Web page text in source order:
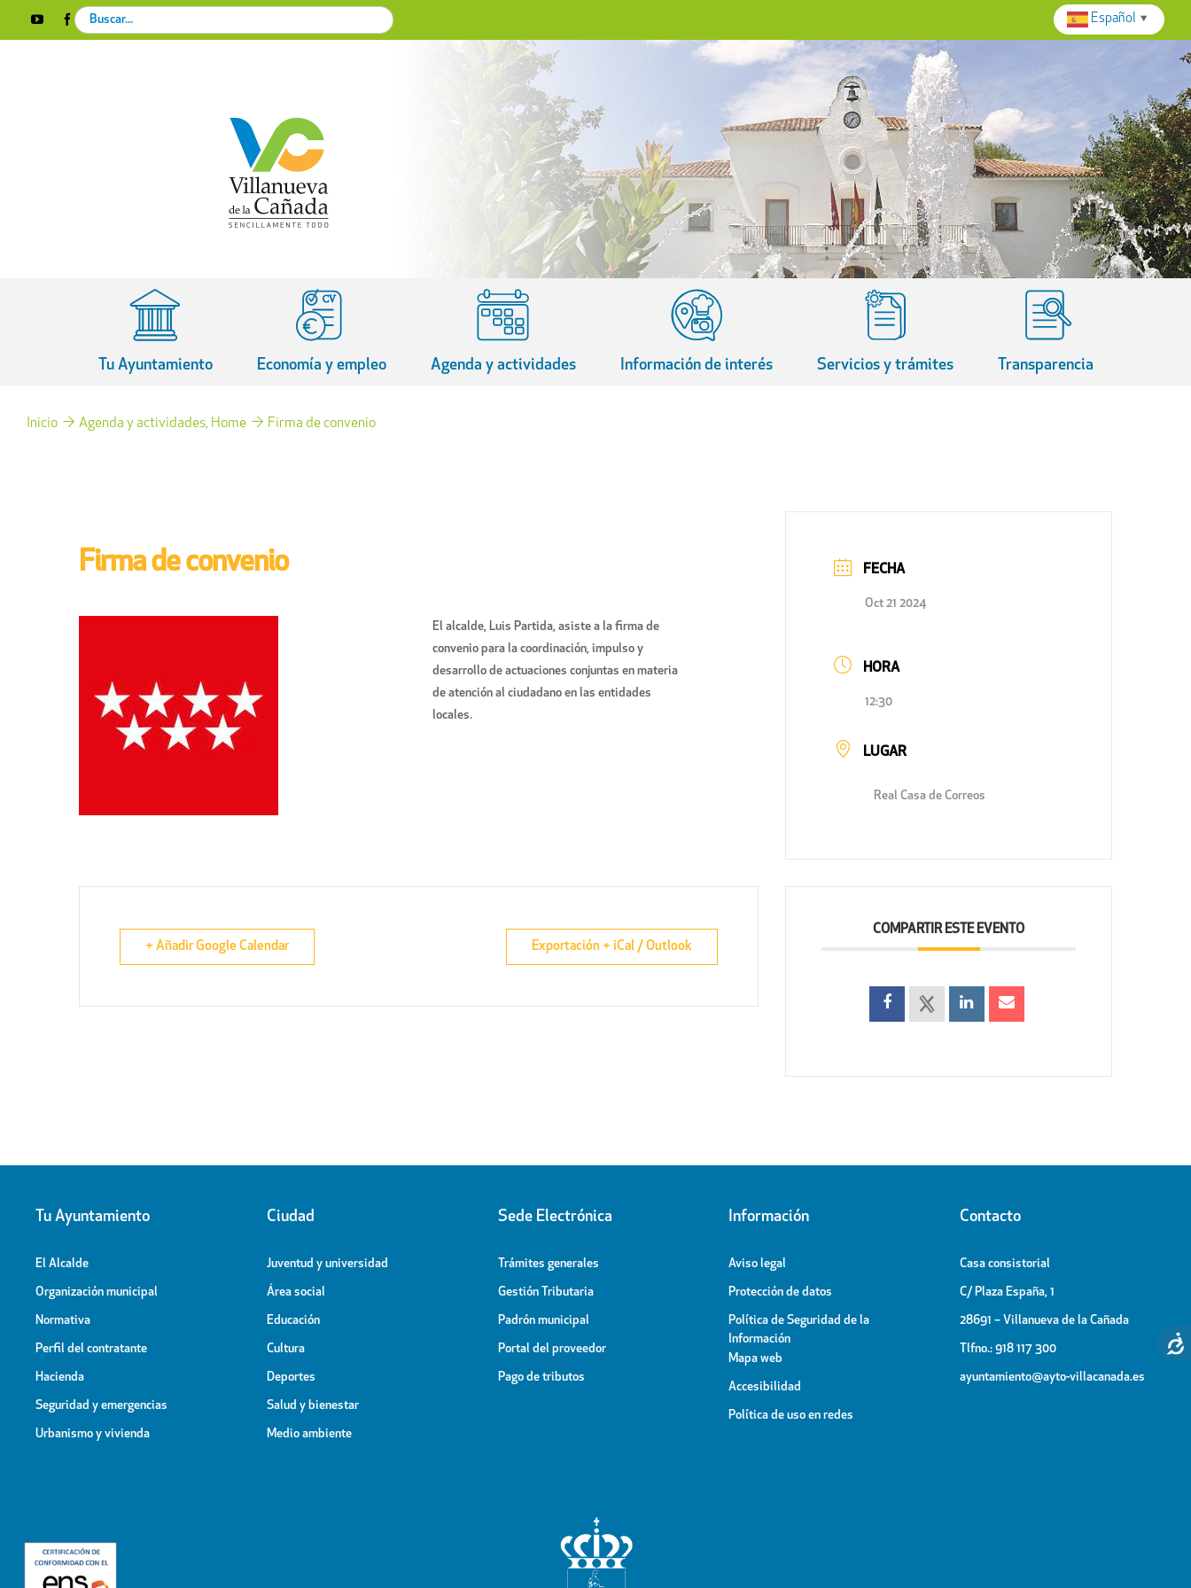
YouTubeFacebookInstagram
X
Search
for:
Tu Ayuntamiento Economía y empleo Agenda y actividades Información de interés Servicios y trámites Transparencia
Inicio Agenda y actividades Home Firma de convenio
Firma de convenio
El alcalde, Luis Partida, asiste a la firma de
convenio para la coordinación, impulso y
desarrollo de actuaciones conjuntas en materia
de atención al ciudadano en las entidades
locales.
+ Añadir Google Calendar Exportación + iCal / Outlook
FECHA
Oct 21 2024
HORA
12:30
LUGAR
Real Casa de Correos
COMPARTIR ESTE EVENTO
Tu Ayuntamiento
El Alcalde
Organización municipal
Normativa
Perfil del contratante
Hacienda
Seguridad y emergencias
Urbanismo y vivienda
Ciudad
Juventud y universidad
Área social
Educación
Cultura
Deportes
Salud y bienestar
Medio ambiente
Sede Electrónica
Trámites generales
Gestión Tributaria
Padrón municipal
Portal del proveedor
Pago de tributos
Información
Aviso legal
Protección de datos
Política de Seguridad de la
Información
Mapa web
Accesibilidad
Política de uso en redes
Contacto
Casa consistorial
C/ Plaza España, 1
28691 – Villanueva de la Cañada
Tlfno.: 918 117 300
ayuntamiento@ayto-villacanada.es
Español ▼